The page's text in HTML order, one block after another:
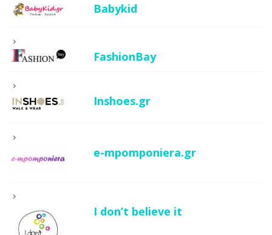
Babykid
FashionBay
Inshoes.gr
e-mpomponiera.gr
I don’t believe it